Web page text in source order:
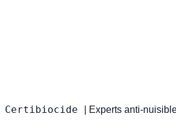
Certibiocide Experts anti-